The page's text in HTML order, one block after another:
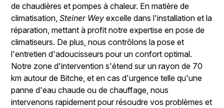
de chaudières et pompes à chaleur. En matière de
climatisation,Steiner Wey excelle dans l'installation et la
réparation, mettant à profit notre expertise en pose de
climatiseurs. De plus, nous contrôlons la pose et
l'entretien d'adoucisseurs pour un confort optimal.
Notre zone d'intervention s'étend sur un rayon de 70
km autour de Bitche, et en cas d'urgence telle qu'une
panne d'eau chaude ou de chauffage, nous
intervenons rapidement pour résoudre vos problèmes et